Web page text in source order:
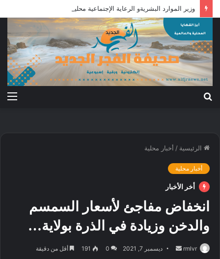
الرئيسية / أخبار محلية
أخبار محلية
أخر الأخبار
انخفاض مفاجئ لأسعار السمسم
والدخن وزيادة في الذرة بولاية…
rmlvr
أرسل ديسمبر 7, 2021 0
191 أقل من دقيقة